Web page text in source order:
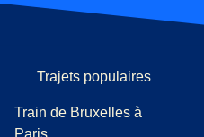
Trajets populaires
Train de Bruxelles à